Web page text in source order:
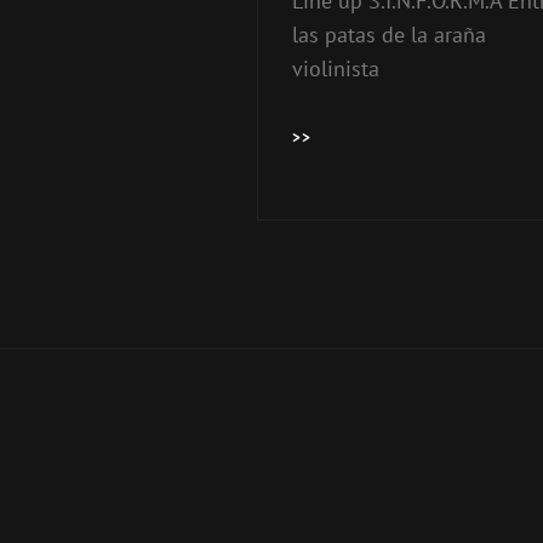
las patas de la araña
violinista
>>VOLTA